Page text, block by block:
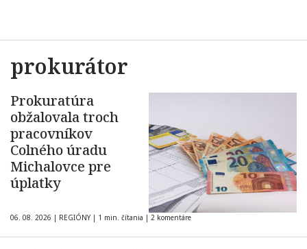
prokurátor
Prokuratúra
obžalovala troch
pracovníkov
Colného úradu
Michalovce pre
úplatky
06. 08. 2026 | REGIÓNY | 1 min. čítania | 2 komentáre